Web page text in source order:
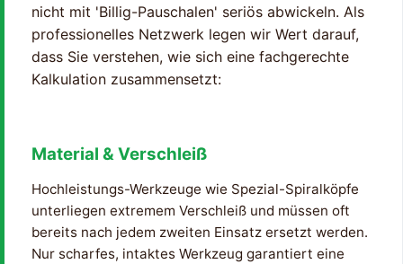
nicht mit 'Billig-Pauschalen' seriös abwickeln. Als
professionelles Netzwerk legen wir Wert darauf,
dass Sie verstehen, wie sich eine fachgerechte
Kalkulation zusammensetzt:
Material & Verschleiß
Hochleistungs-Werkzeuge wie Spezial-Spiralköpfe
unterliegen extremem Verschleiß und müssen oft
bereits nach jedem zweiten Einsatz ersetzt werden.
Nur scharfes, intaktes Werkzeug garantiert eine